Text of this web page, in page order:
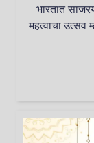
भारतात साजरया केल्या जाणाऱ्या सणांमध्ये सर्वात प्रसिद्ध आणि
महत्वाचा उत्सव